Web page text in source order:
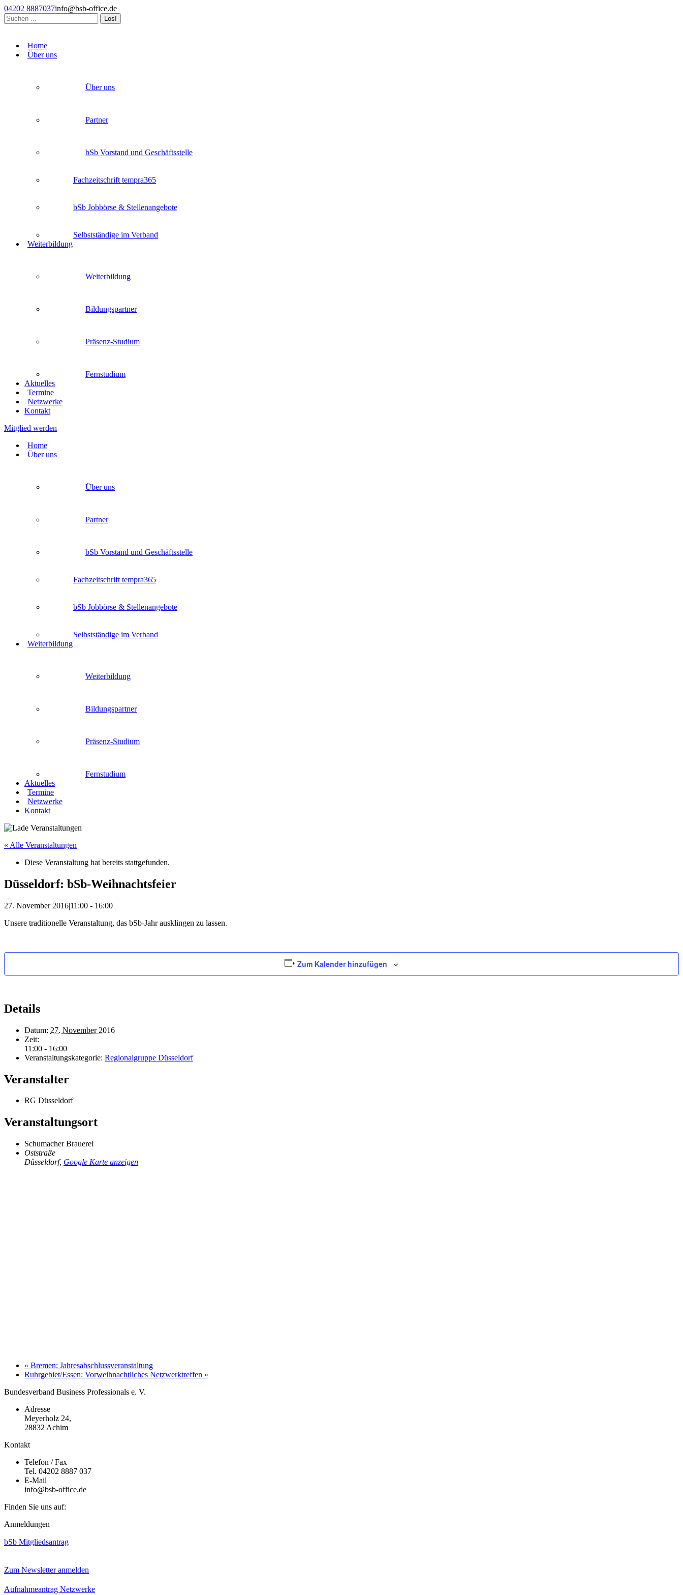
Zum
Inhalt
springen
04202 8887037info@bsb-office.de
Search:
opens
opens
opens
Home
Über uns
Über uns
Partner
bSb Vorstand und Geschäftsstelle
Fachzeitschrift tempra365
bSb Jobbörse & Stellenangebote
Selbstständige im Verband
Weiterbildung
Weiterbildung
Bildungspartner
Präsenz-Studium
Fernstudium
Aktuelles
Termine
Netzwerke
Kontakt
Mitglied werden
Home
Über uns
Über uns
Partner
bSb Vorstand und Geschäftsstelle
Fachzeitschrift tempra365
bSb Jobbörse & Stellenangebote
Selbstständige im Verband
Weiterbildung
Weiterbildung
Bildungspartner
Präsenz-Studium
Fernstudium
Aktuelles
Termine
Netzwerke
Kontakt
« Alle Veranstaltungen
Diese Veranstaltung hat bereits stattgefunden.
Düsseldorf: bSb-Weihnachtsfeier
27. November 2016|11:00 - 16:00
Unsere traditionelle Veranstaltung, das bSb-Jahr ausklingen zu lassen.
Zum Kalender hinzufügen
Details
Datum: 27. November 2016
Zeit:
11:00 - 16:00
Veranstaltungskategorie: Regionalgruppe Düsseldorf
Veranstalter
RG Düsseldorf
Veranstaltungsort
Schumacher Brauerei
Oststraße
Düsseldorf, Google Karte anzeigen
« Bremen: Jahresabschlussveranstaltung
Ruhrgebiet/Essen: Vorweihnachtliches Netzwerktreffen »
Bundesverband Business Professionals e. V.
Adresse
Meyerholz 24,
28832 Achim
Kontakt
Telefon / Fax
Tel. 04202 8887 037
E-Mail
info@bsb-office.de
Finden Sie uns auf:
Facebook
opens
window
Linkedin
opens
window
Instagram
opens
window
Anmeldungen
bSb Mitgliedsantrag
Zum Newsletter anmelden
Aufnahmeantrag Netzwerke